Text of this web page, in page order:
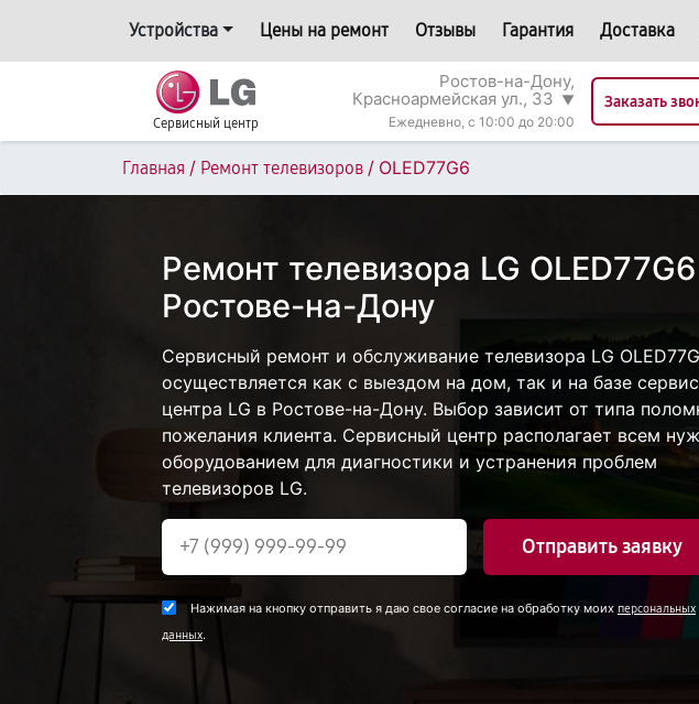
Устройства Цены на ремонт Отзывы Гарантия Доставка
Сервисный центр
Ростов-на-Дону,
Красноармейская ул., 33 ▼
Ежедневно, с 10:00 до 20:00
Заказать
Главная / Ремонт телевизоров / OLED77G6
Ремонт телевизора LG
Ростове-на-Дону
Сервисный ремонт и обслуживание телевизора LG
осуществляется как с выездом на дом, так и на базе
центра LG в Ростове-на-Дону. Выбор зависит от типа
пожелания клиента. Сервисный центр располагает всем
оборудованием для диагностики и устранения проблем
телевизоров LG.
Отправить заявку
Нажимая на кнопку отправить я даю свое согласие на обработку моих персональных
данных.